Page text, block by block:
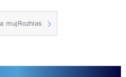
mujRozhlas